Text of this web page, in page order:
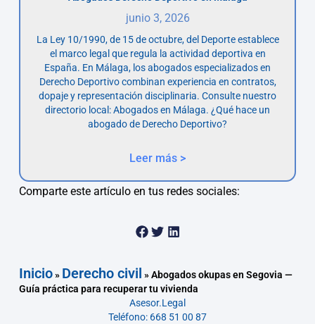
junio 3, 2026
La Ley 10/1990, de 15 de octubre, del Deporte establece
el marco legal que regula la actividad deportiva en
España. En Málaga, los abogados especializados en
Derecho Deportivo combinan experiencia en contratos,
dopaje y representación disciplinaria. Consulte nuestro
directorio local: Abogados en Málaga. ¿Qué hace un
abogado de Derecho Deportivo?
Leer más >
Comparte este artículo en tus redes sociales:
Inicio» Derecho civil »Abogados okupas en Segovia —
Guía práctica para recuperar tu vivienda
Asesor.Legal
Teléfono: 668 51 00 87